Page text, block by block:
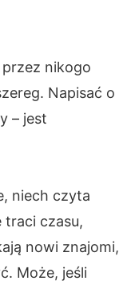
przez nikogo
Napisać o
– jest
niech czyta
traci czasu,
nowi znajomi,
Może, jeśli